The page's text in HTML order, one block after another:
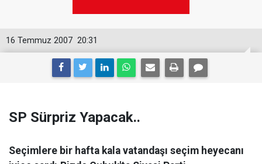
20:31
16 Temmuz 2007
SP Sürpriz Yapacak..
Seçimlere bir hafta kala vatandaşı seçim heyecanı